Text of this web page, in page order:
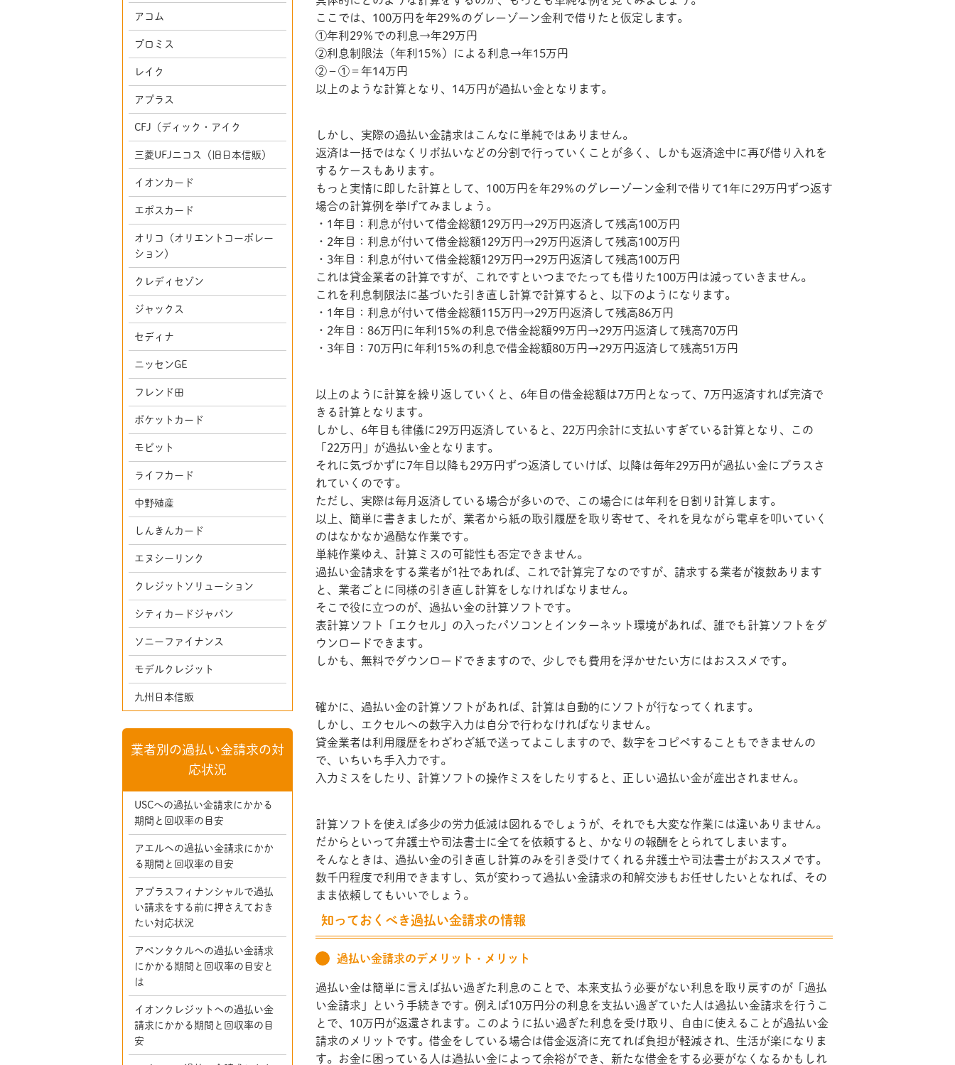
ここでは、100万円を年29％のグレーゾーン金利で借りたと仮定します。
①年利29％での利息→年29万円
②利息制限法（年利15％）による利息→年15万円
②－①＝年14万円
以上のような計算となり、14万円が過払い金となります。
しかし、実際の過払い金請求はこんなに単純ではありません。
返済は一括ではなくリボ払いなどの分割で行っていくことが多く、しかも返済途中に再び借り入れを
するケースもあります。
もっと実情に即した計算として、100万円を年29％のグレーゾーン金利で借りて1年に29万円ずつ返す
場合の計算例を挙げてみましょう。
・1年目：利息が付いて借金総額129万円→29万円返済して残高100万円
・2年目：利息が付いて借金総額129万円→29万円返済して残高100万円
・3年目：利息が付いて借金総額129万円→29万円返済して残高100万円
これは貸金業者の計算ですが、これですといつまでたっても借りた100万円は減っていきません。
これを利息制限法に基づいた引き直し計算で計算すると、以下のようになります。
・1年目：利息が付いて借金総額115万円→29万円返済して残高86万円
・2年目：86万円に年利15％の利息で借金総額99万円→29万円返済して残高70万円
・3年目：70万円に年利15％の利息で借金総額80万円→29万円返済して残高51万円
以上のように計算を繰り返していくと、6年目の借金総額は7万円となって、7万円返済すれば完済で
きる計算となります。
しかし、6年目も律儀に29万円返済していると、22万円余計に支払いすぎている計算となり、この
「22万円」が過払い金となります。
それに気づかずに7年目以降も29万円ずつ返済していけば、以降は毎年29万円が過払い金にプラスさ
れていくのです。
ただし、実際は毎月返済している場合が多いので、この場合には年利を日割り計算します。
以上、簡単に書きましたが、業者から紙の取引履歴を取り寄せて、それを見ながら電卓を叩いていく
のはなかなか過酷な作業です。
単純作業ゆえ、計算ミスの可能性も否定できません。
過払い金請求をする業者が1社であれば、これで計算完了なのですが、請求する業者が複数あります
と、業者ごとに同様の引き直し計算をしなければなりません。
そこで役に立つのが、過払い金の計算ソフトです。
表計算ソフト「エクセル」の入ったパソコンとインターネット環境があれば、誰でも計算ソフトをダ
ウンロードできます。
しかも、無料でダウンロードできますので、少しでも費用を浮かせたい方にはおススメです。
確かに、過払い金の計算ソフトがあれば、計算は自動的にソフトが行なってくれます。
しかし、エクセルへの数字入力は自分で行わなければなりません。
貸金業者は利用履歴をわざわざ紙で送ってよこしますので、数字をコピペすることもできませんの
で、いちいち手入力です。
入力ミスをしたり、計算ソフトの操作ミスをしたりすると、正しい過払い金が産出されません。
計算ソフトを使えば多少の労力低減は図れるでしょうが、それでも大変な作業には違いありません。
だからといって弁護士や司法書士に全てを依頼すると、かなりの報酬をとられてしまいます。
そんなときは、過払い金の引き直し計算のみを引き受けてくれる弁護士や司法書士がおススメです。
数千円程度で利用できますし、気が変わって過払い金請求の和解交渉もお任せしたいとなれば、その
まま依頼してもいいでしょう。
知っておくべき過払い金請求の情報
過払い金請求のデメリット・メリット
過払い金は簡単に言えば払い過ぎた利息のことで、本来支払う必要がない利息を取り戻すのが「過払
い金請求」という手続きです。例えば10万円分の利息を支払い過ぎていた人は過払い金請求を行うこ
とで、10万円が返還されます。このように払い過ぎた利息を受け取り、自由に使えることが過払い金
請求のメリットです。借金をしている場合は借金返済に充てれば負担が軽減され、生活が楽になりま
す。お金に困っている人は過払い金によって余裕ができ、新たな借金をする必要がなくなるかもしれ
アコム
プロミス
レイク
アプラス
CFJ（ディック・アイク
三菱UFJニコス（旧日本信販）
イオンカード
エポスカード
オリコ（オリエントコーポレー
ション）
クレディセゾン
ジャックス
セディナ
ニッセンGE
フレンド田
ポケットカード
モビット
ライフカード
中野殖産
しんきんカード
エヌシーリンク
クレジットソリューション
シティカードジャパン
ソニーファイナンス
モデルクレジット
九州日本信販
業者別の過払い金請求の対
応状況
USCへの過払い金請求にかかる
期間と回収率の目安
アエルへの過払い金請求にかか
る期間と回収率の目安
アプラスフィナンシャルで過払
い請求をする前に押さえておき
たい対応状況
アペンタクルへの過払い金請求
にかかる期間と回収率の目安と
は
イオンクレジットへの過払い金
請求にかかる期間と回収率の目
安